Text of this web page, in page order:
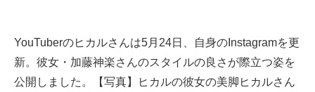
YouTuberのヒカルさんは5月24日、自身のInstagramを更
新。彼女・加藤神楽さんのスタイルの良さが際立つ姿を
公開しました。【写真】ヒカルの彼女の美脚ヒカルさん